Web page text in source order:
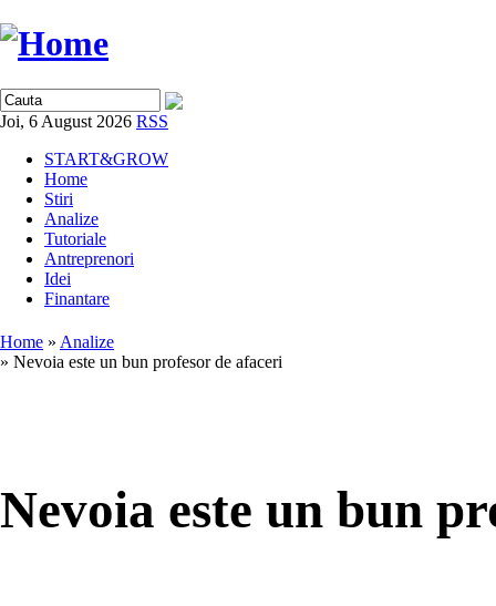
Joi, 6 August 2026 RSS
START&GROW
Home
Stiri
Analize
Tutoriale
Antreprenori
Idei
Finantare
Home » Analize
» Nevoia este un bun profesor de afaceri
Nevoia este un bun